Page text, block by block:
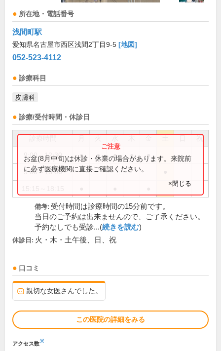
所在地・電話番号
浅間町駅
愛知県名古屋市西区浅間2丁目9-5 [地図]
052-523-4112
診療科目
皮膚科
診療/受付時間・休診日
祝
9:00～12:30 ● ● ● ● ●
9:00～13:00
お盆(8月中旬)は休診・休業の場合があります。来院前
に必ず医療機関に直接ご確認ください。
×閉じる
備考: 受付時間は診療時間の15分前です。
当日のご予約は出来ませんので、ご了承ください。
予約なしでも受診...(続きを読む)
休診日: 火・木・土午後、日、祝
口コミ
親切な女医さんでした。
この医院の詳細をみる
アクセス数※